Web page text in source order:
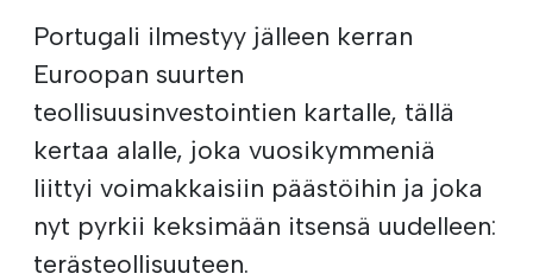
Portugali ilmestyy jälleen kerran
Euroopan suurten
teollisuusinvestointien kartalle, tällä
kertaa alalle, joka vuosikymmeniä
liittyi voimakkaisiin päästöihin ja joka
nyt pyrkii keksimään itsensä uudelleen:
terästeollisuuteen.